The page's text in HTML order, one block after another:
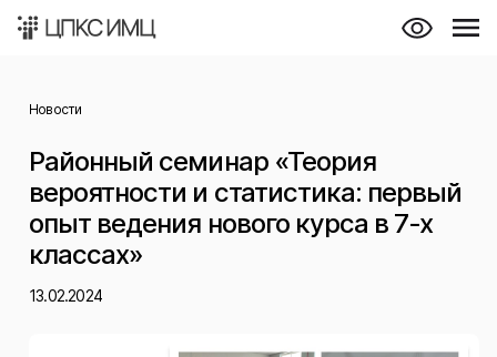
Новости
Районный семинар «Теория
вероятности и статистика: первый
опыт ведения нового курса в 7-х
классах»
13.02.2024